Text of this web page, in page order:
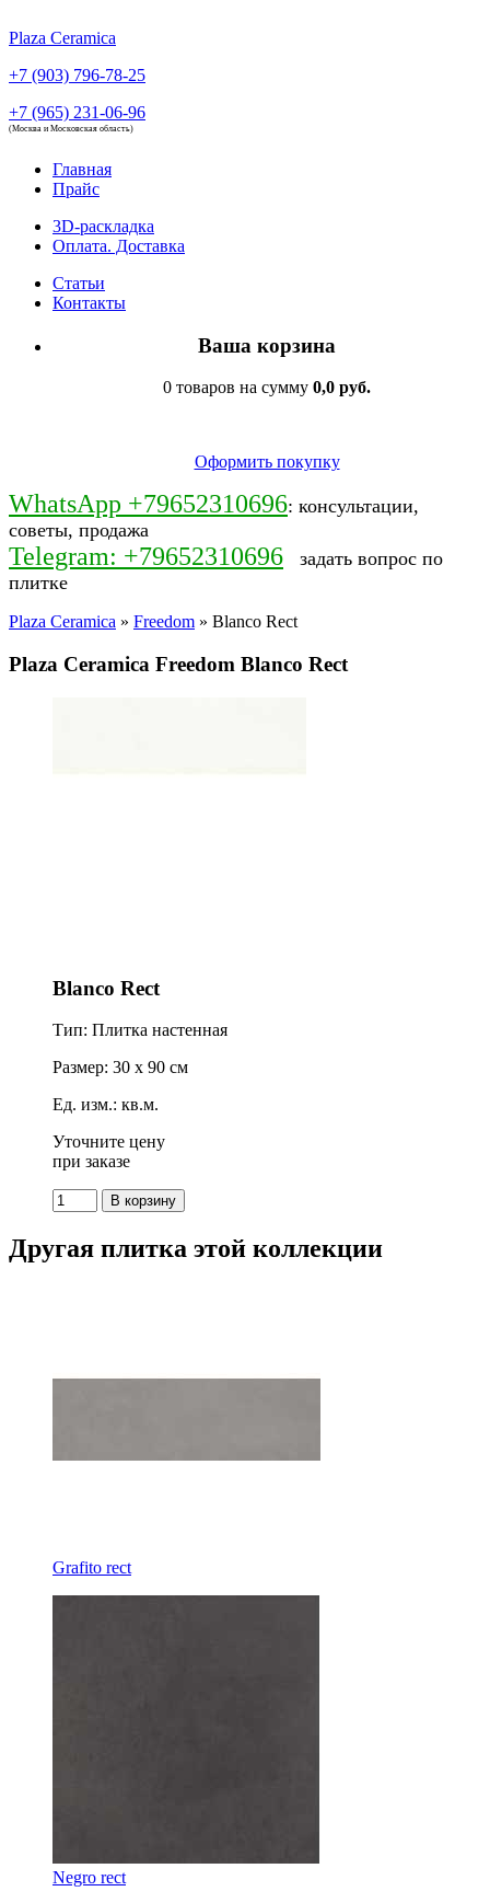
Plaza Ceramica
+7 (903) 796-78-25
+7 (965) 231-06-96
(Москва и Московская область)
Главная
Прайс
3D-раскладка
Оплата. Доставка
Статьи
Контакты
Ваша корзина
0 товаров на сумму 0,0 руб.
Оформить покупку
WhatsApp +79652310696: консультации,
советы, продажа
Telegram: +79652310696
задать вопрос по
плитке
Plaza Ceramica » Freedom » Blanco Rect
Plaza Ceramica Freedom Blanco Rect
Blanco Rect
Тип: Плитка настенная
Размер: 30 x 90 см
Ед. изм.: кв.м.
Уточните цену
при заказе
Другая плитка этой коллекции
Grafito rect
Negro rect